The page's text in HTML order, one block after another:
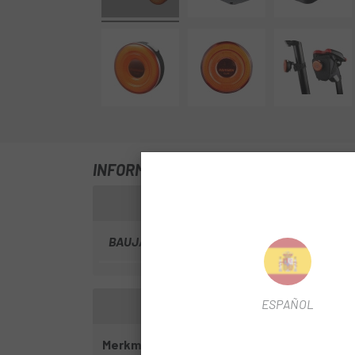
INFORMATIONEN ÜBER UNS
BAUJAHR
Merkmale des Ravemen FR300
ESPAÑOL